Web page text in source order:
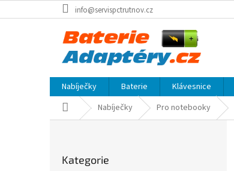
na
info@servispctrutnov.cz
Nabíječky Baterie Klávesnice
Domů Nabíječky Pro notebooky
kategorie
Kategorie